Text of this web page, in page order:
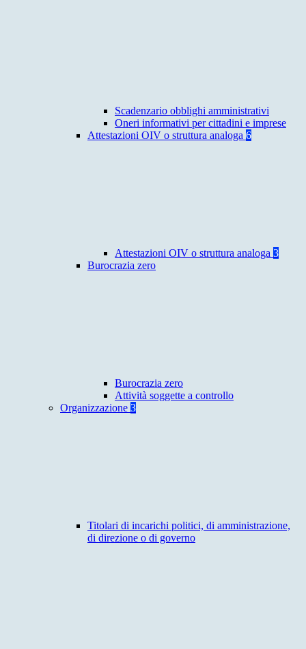
Scadenzario obblighi amministrativi
Oneri informativi per cittadini e imprese
Attestazioni OIV o struttura analoga 6
Attestazioni OIV o struttura analoga 3
Burocrazia zero
Burocrazia zero
Attività soggette a controllo
Organizzazione 3
Titolari di incarichi politici, di amministrazione,
di direzione o di governo